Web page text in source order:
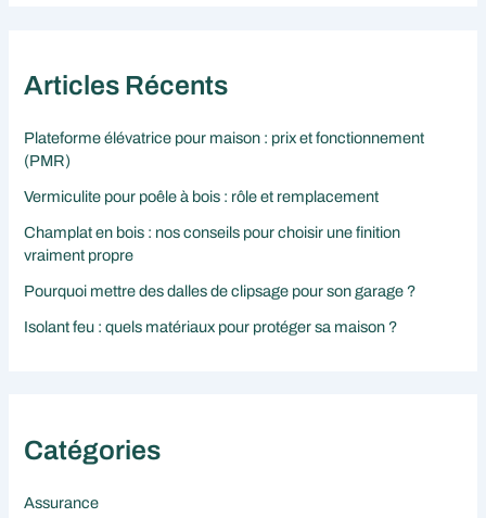
Articles Récents
Plateforme élévatrice pour maison : prix et fonctionnement
(PMR)
Vermiculite pour poêle à bois : rôle et remplacement
Champlat en bois : nos conseils pour choisir une finition
vraiment propre
Pourquoi mettre des dalles de clipsage pour son garage ?
Isolant feu : quels matériaux pour protéger sa maison ?
Catégories
Assurance